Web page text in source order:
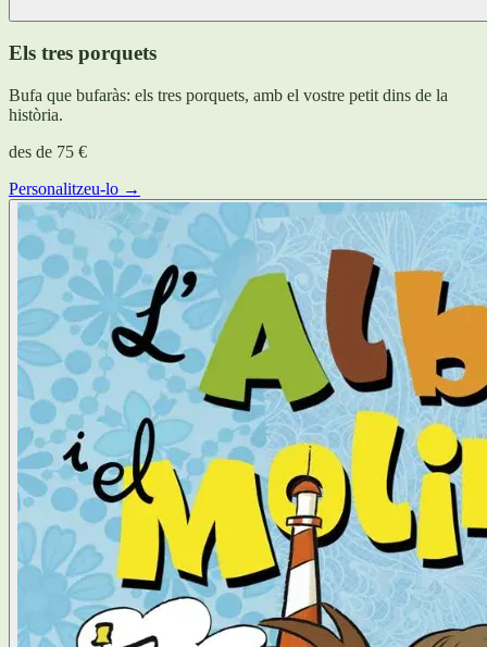
Els tres porquets
Bufa que bufaràs: els tres porquets, amb el vostre petit dins de la
història.
des de 75 €
Personalitzeu-lo →